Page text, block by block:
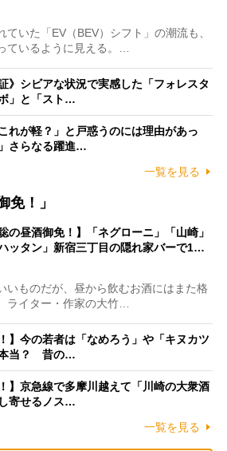
いた「EV（BEV）シフト」の潮流も、
ているように見える。…
》シビアな状況で実感した「フォレスタ
」と「スト…
れが軽？」と戸惑うのには理由があっ
さらなる躍進…
一覧を見る
免！」
の昼酒御免！】「ネグローニ」「山崎」
ハッタン」新宿三丁目の隠れ家バーで1…
ものだが、昼から飲むお酒にはまた格
イター・作家の大竹…
】今の若者は「なめろう」や「キヌカツ
本当？ 昔の…
】京急線で多摩川越えて「川崎の大衆酒
寄せるノス…
一覧を見る